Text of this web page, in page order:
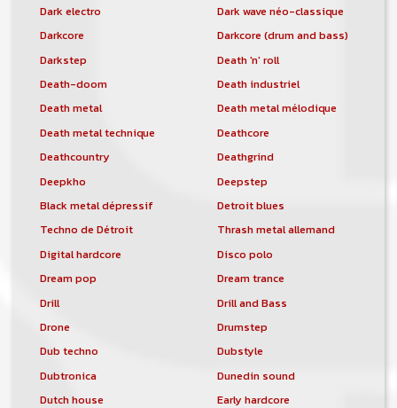
Dark electro
Dark wave néo-classique
Darkcore
Darkcore (drum and bass)
Darkstep
Death 'n' roll
Death-doom
Death industriel
Death metal
Death metal mélodique
Death metal technique
Deathcore
Deathcountry
Deathgrind
Deepkho
Deepstep
Black metal dépressif
Detroit blues
Techno de Détroit
Thrash metal allemand
Digital hardcore
Disco polo
Dream pop
Dream trance
Drill
Drill and Bass
Drone
Drumstep
Dub techno
Dubstyle
Dubtronica
Dunedin sound
Dutch house
Early hardcore